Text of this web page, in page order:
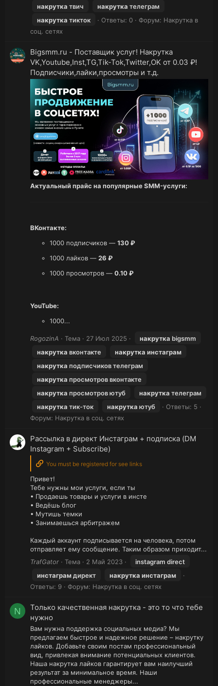
накрутка твич накрутка телеграм
накрутка тикток Ответы: 0 Форум: Накрутка в
соц. сетях
Bigsmm.ru - Поставщик услуг! Накрутка
VK,Youtube,Inst,TG,Tik-Tok,Twitter,OK от 0.03 ₽!
Подписчики,лайки,просмотры и т.д.
Актуальный прайс на популярные SMM-услуги:
ВКонтакте:
1000 подписчиков — 130 ₽
1000 лайков — 26 ₽
1000 просмотров — 0.10 ₽
YouTube:
1000...
RogozinA Тема 27 Июл 2025 накрутка bigsmm
накрутка вконтакте накрутка инстаграм
накрутка подписчиков телеграм
накрутка просмотров вконтакте
накрутка просмотров ютуб накрутка телеграм
накрутка тик-ток накрутка ютуб
Ответы: 5
Форум: Накрутка в соц. сетях
Рассылка в директ Инстаграм + подписка (DM
Instagram + Subscribe)
You must be registered for see links
Привет!
Тебе нужны мои услуги, если ты
• Продаешь товары и услуги в инсте
• Ведёшь блог
• Мутишь темки
• Занимаешься арбитражем
Каждый аккаунт подписывается на человека, потом
отправляет ему сообщение. Таким образом приходит...
TrafGator
Тема 2 Май 2023
instagram direct
инстаграмдирект накрутка инстаграм
Ответы: 9
Форум: Накрутка в соц. сетях
N
Только качественная накрутка - это то что тебе
нужно
Вам нужна поддержка социальных медиа? Мы
предлагаем быстрое и надежное решение – накрутку
лайков. Добавьте своим постам профессиональный
вид, привлекая внимание потенциальных клиентов.
Наша накрутка лайков гарантирует вам наилучший
результат за минимальное время. Наши
профессиональные менеджеры...